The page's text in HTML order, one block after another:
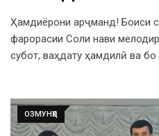
Ҳамдиёрони арҷманд! Боиси
фарорасии Соли нави
субот, ваҳдату ҳамдилӣ ва
ОЗМУНҲО